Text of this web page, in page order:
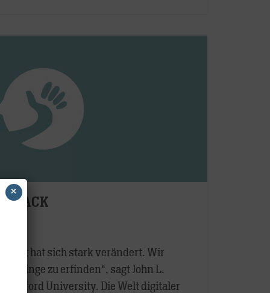
TRACK
Welt hat sich stark verändert. Wir
Dinge zu erfinden“, sagt John L.
University. Die Welt digitaler
×